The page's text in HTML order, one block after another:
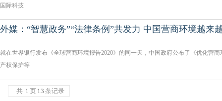
国际科技
外媒：“智慧政务”“法律条例”共发力 中国营商环境越来
就在世界银行发布《全球营商环境报告2020》的同一天，中国政府公布了《优化营
产权保护等
共 1 页 13 条记录